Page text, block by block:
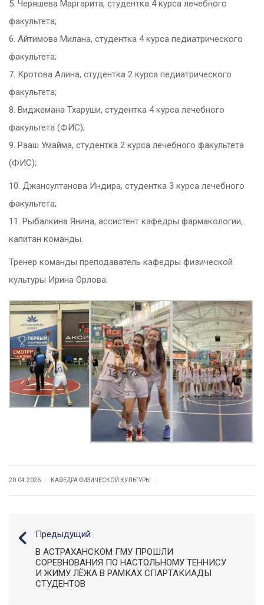
5. Черяшева Маргарита, студентка 4 курса лечебного
факультета;
6. Айтимова Милана, студентка 4 курса педиатрического
факультета;
7. Кротова Алина, студентка 2 курса педиатрического
факультета;
8. Виджемана Тхаруши, студентка 4 курса лечебного
факультета (ФИС);
9. Рааш Умайма, студентка 2 курса лечебного факультета
(ФИС);
10. Джансултанова Индира, студентка 3 курса лечебного
факультета;
11. Рыбалкина Янина, ассистент кафедры фармакологии,
капитан команды.
Тренер команды преподаватель кафедры физической
культуры Ирина Орлова.
20.04.2026 КАФЕДРА ФИЗИЧЕСКОЙ КУЛЬТУРЫ
Предыдущий
В АСТРАХАНСКОМ ГМУ ПРОШЛИ
СОРЕВНОВАНИЯ ПО НАСТОЛЬНОМУ ТЕННИСУ
И ЖИМУ ЛЁЖА В РАМКАХ СПАРТАКИАДЫ
СТУДЕНТОВ